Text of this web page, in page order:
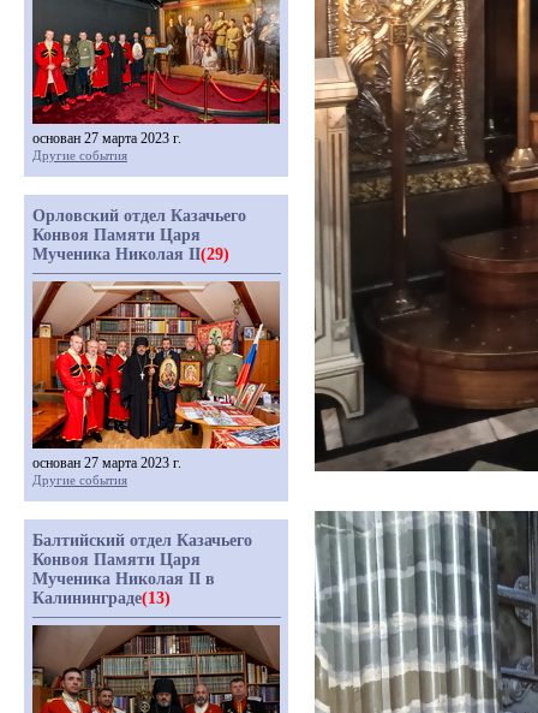
основан 27 марта 2023 г.
Другие события
Орловский отдел Казачьего
Конвоя Памяти Царя
Мученика Николая II(29)
основан 27 марта 2023 г.
Другие события
Балтийский отдел Казачьего
Конвоя Памяти Царя
Мученика Николая II в
Калининграде(13)